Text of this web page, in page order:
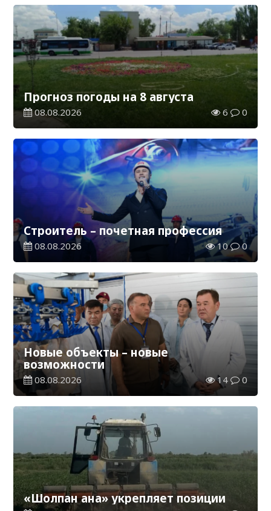
Прогноз погоды на 8 августа
08.08.2026 6 0
Строитель – почетная профессия
08.08.2026 10 0
Новые объекты – новые
возможности
08.08.2026 14 0
«Шолпан ана» укрепляет позиции